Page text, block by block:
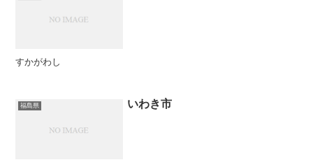
すかがわし
福島県 いわき市